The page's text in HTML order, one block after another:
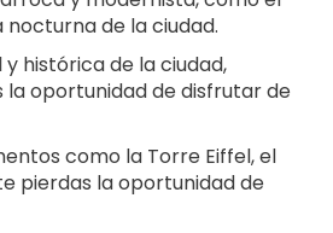
nocturna de la ciudad.
histórica de la ciudad,
la oportunidad de disfrutar de
como la Torre Eiffel, el
pierdas la oportunidad de